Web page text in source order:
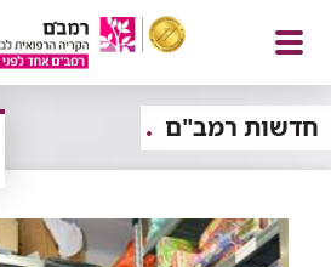
פתח
חדשות רמב"ם